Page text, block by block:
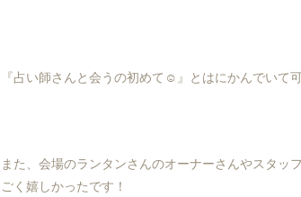
『占い師さんと会うの初めて☺️』とはにかんでいて
また、会場のランタンさんのオーナーさんやスタ
ごく嬉しかったです！